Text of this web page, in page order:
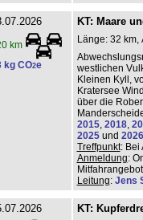
km
kg CO2e
KT: Maare
Länge: 32 km,
westlichen
Kleinen Kyll,
Kratersee
über die
2015, 2018,
2025und 2026
Treffpunkt: Bei
Anmeldung:
Leitung: Jens
KT: